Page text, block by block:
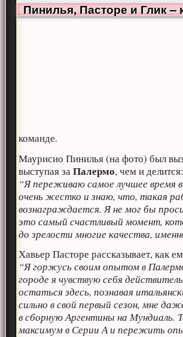
Пинилья, Пасторе и Глик
команде.
Маурисио Пинилья (на фото) был
выступая заПалермо, чем и делится:
“Я переживаю самое лучшее время
очень жестко и знаю, что, такая
вознаграждается. Я не мог бы
это самый счастливый момент,
до зрелости многие качества,
Хавьер Пасторе рассказывает, как
“Я горжусь своим опытом в
городе я чувствую себя
остаться здесь, познавая
сильно в свой первый сезон, мне
в сборную Аргентины на Мундиаль.
максимум в Серии А и пережить